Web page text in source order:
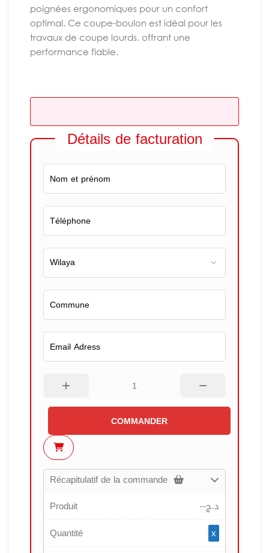
poignées ergonomiques pour un confort
optimal. Ce coupe-boulon est idéal pour les
travaux de coupe lourds, offrant une
performance fiable.
Détails de facturation
COMMANDER
Récapitulatif de la commande
Produit
--د.ج
Quantité
x